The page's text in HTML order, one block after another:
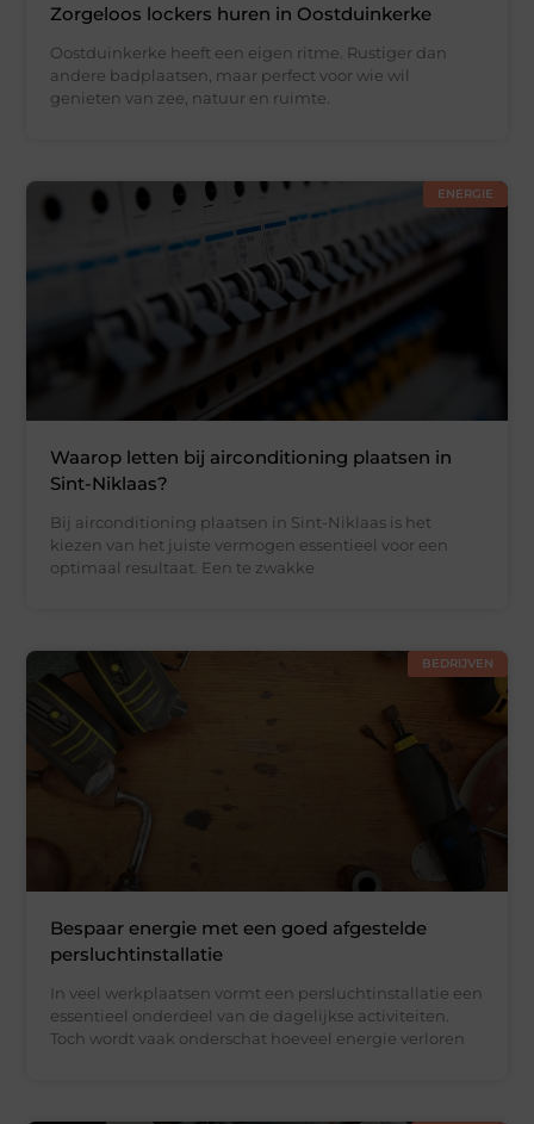
Zorgeloos lockers huren in Oostduinkerke
Oostduinkerke heeft een eigen ritme. Rustiger dan
andere badplaatsen, maar perfect voor wie wil
genieten van zee, natuur en ruimte.
ENERGIE
Waarop letten bij airconditioning plaatsen in
Sint-Niklaas?
Bij airconditioning plaatsen in Sint-Niklaas is het
kiezen van het juiste vermogen essentieel voor een
optimaal resultaat. Een te zwakke
BEDRIJVEN
Bespaar energie met een goed afgestelde
persluchtinstallatie
In veel werkplaatsen vormt een persluchtinstallatie een
essentieel onderdeel van de dagelijkse activiteiten.
Toch wordt vaak onderschat hoeveel energie verloren